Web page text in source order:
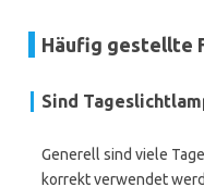
Häufig gestellte
Sind
Generell sind viele
korrekt verwendet